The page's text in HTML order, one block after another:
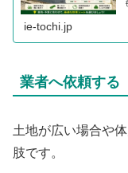
ie-tochi.jp
業者へ依頼する
土地が広い場合や
肢です。